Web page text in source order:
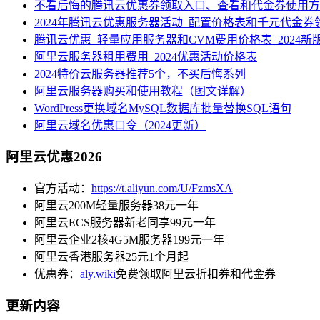
不看后悔的腾讯云优惠券领取入口、查看和代金券使用
2024年腾讯云优惠服务器活动_配置价格表和千元代金券
腾讯云优惠_轻量应用服务器和CVM费用价格表_2024新
阿里云服务器租用费用_2024优惠活动价格表
2024特价云服务器推荐5个，不买后悔系列
阿里云服务器购买和使用教程（图文详解）
WordPress更换域名MySQL数据库批量替换SQL语句
阿里云域名优惠口令（2024更新）
阿里云优惠2026
官方活动： https://t.aliyun.com/U/FzmsXA
阿里云200M轻量服务器38元一年
阿里云ECS服务器新老同享99元一年
阿里云企业2核4G5M服务器199元一年
阿里云香港服务器25元1个月起
优惠券： aly.wiki免费领取阿里云折扣券和代金券
更新内容